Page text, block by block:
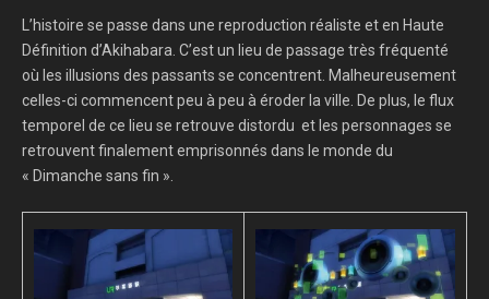
L’histoire se passe dans une reproduction réaliste et en Haute
Définition d’Akihabara. C’est un lieu de passage très fréquenté
où les illusions des passants se concentrent. Malheureusement
celles-ci commencent peu à peu à éroder la ville. De plus, le flux
temporel de ce lieu se retrouve distordu et les personnages se
retrouvent finalement emprisonnés dans le monde du
« Dimanche sans fin ».